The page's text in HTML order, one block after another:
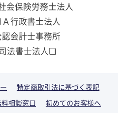
会保険労務士法人
Ａ行政書士法人
会計士事務所
法書士法人❏
特定商取引法に基づく表記
相談窓口
初めてのお客様へ